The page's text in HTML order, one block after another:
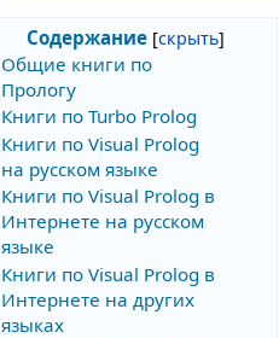
Содержание
Общие книги по
Прологу
Книги по Turbo Prolog
Книги по Visual Prolog
на русском языке
Книги по Visual Prolog в
Интернете на русском
языке
Книги по Visual Prolog в
Интернете на других
языках